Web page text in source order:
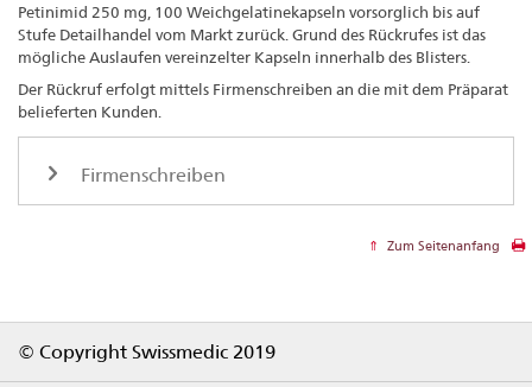
Petinimid 250 mg, 100 Weichgelatinekapseln vorsorglich bis auf
Stufe Detailhandel vom Markt zurück. Grund des Rückrufes ist das
mögliche Auslaufen vereinzelter Kapseln innerhalb des Blisters.
Der Rückruf erfolgt mittels Firmenschreiben an die mit dem Präparat
belieferten Kunden.
Firmenschreiben
Zum Seitenanfang
© Copyright Swissmedic 2019